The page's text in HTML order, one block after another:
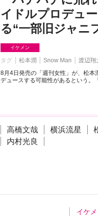
イドルプロデュ
る“一部旧ジャニ
イケメン
タグ 松本潤 Snow Man 渡辺翔
8月4日発売の「週刊女性」が、松本
デュースする可能性があるという。
高橋文哉 横浜流星
内村光良
イケ